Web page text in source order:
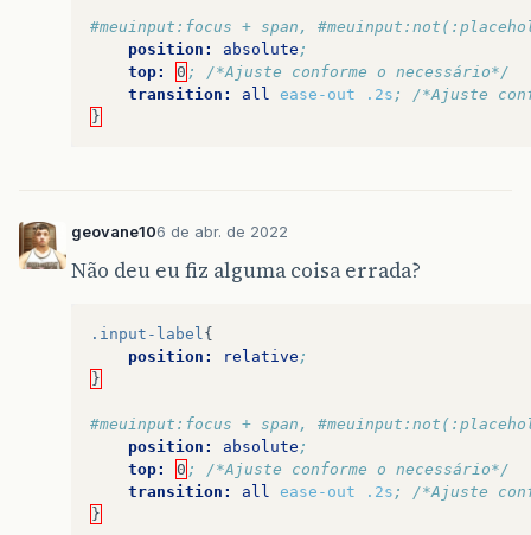
#meuinput:focus + span,
position:
absolute ;
top:
0 ; /*Ajuste conforme o necessário*/
transition:
all ease-out .2s ; /*Ajuste
}
geovane106 de abr. de 2022
Não deu eu fiz alguma coisa errada?
.input-label{
position:
relative ;
}
#meuinput:focus + span,
position:
absolute ;
top:
0 ; /*Ajuste conforme o necessário*/
transition:
all ease-out .2s ; /*Ajuste
}